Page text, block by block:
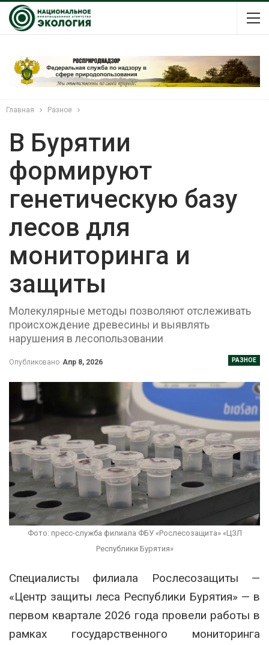
Главная Разное
В Бурятии
формируют
генетическую базу
лесов для
мониторинга и
защиты
Молекулярные методы позволяют отслеживать
происхождение древесины и выявлять
нарушения в лесопользовании
РАЗНОЕ
Опубликовано Апр 8, 2026
Фото: пресс-служба филиала ФБУ «Рослесозащита» «ЦЗЛ
Республики Бурятия»
Специалисты филиала Рослесозащиты —
«Центр защиты леса Республики Бурятия» — в
первом квартале 2026 года провели работы в
рамках государственного мониторинга